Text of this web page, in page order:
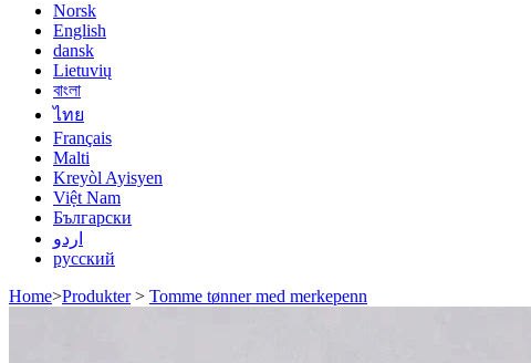
Norsk
English
dansk
Lietuvių
বাংলা
ไทย
Français
Malti
Kreyòl Ayisyen
Việt Nam
Български
اردو
русский
Home>Produkter > Tomme tønner med merkepenn